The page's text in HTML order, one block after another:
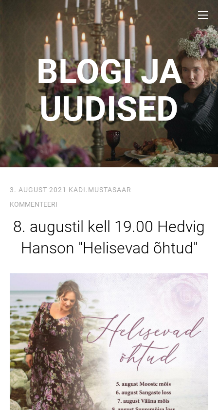
BLOGI JA
UUDISED
3. AUGUST 2021 KADI.MUSTASAAR
KOMMENTEERI
8. augustil kell 19.00 Hedvig
Hanson "Helisevad õhtud"